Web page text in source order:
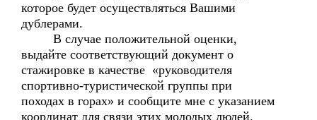
которое будет осуществляться Вашими
дублерами.
В случае положительной оценки,
выдайте соответствующий документ о
стажировке в качестве «руководителя
спортивно-туристической группы при
походах в горах» и сообщите мне с указанием
координат для связи этих молодых людей.